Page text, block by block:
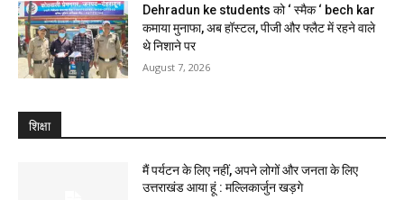
Dehradun ke students को ‘ स्मैक ‘ bech kar
कमाया मुनाफा, अब हॉस्टल, पीजी और फ्लैट में रहने वाले
थे निशाने पर
August 7, 2026
शिक्षा
मैं पर्यटन के लिए नहीं, अपने लोगों और जनता के लिए
उत्तराखंड आया हूं : मल्लिकार्जुन खड़गे